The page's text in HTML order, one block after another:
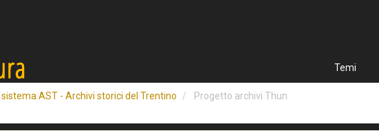
Temi
Il sistema AST - Archivi storici del Trentino Progetto archivi Thun